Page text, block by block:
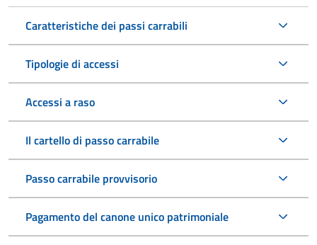
Caratteristiche dei passi carrabili
Tipologie di accessi
Accessi a raso
Il cartello di passo carrabile
Passo carrabile provvisorio
Pagamento del canone unico patrimoniale